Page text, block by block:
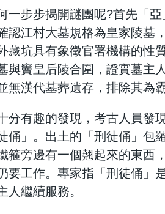
一步步揭開謎團呢?首先「
認江村大墓規格為皇家陵墓
藏坑具有象徵官署機構的性
與竇皇后陵合圍，證實墓主
無漢代墓葬遺存，排除其為
分有趣的發現，考古人員發
俑」。出土的「刑徒俑」包
箍旁邊有一個翹起來的東西
要工作。專家指「刑徒俑」
人繼續服務。